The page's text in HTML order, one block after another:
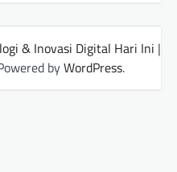
& Inovasi Digital Hari Ini |
byWordPress.